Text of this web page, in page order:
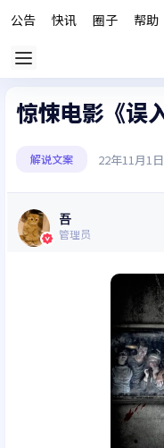
公告 快讯 圈子 帮助
惊悚电影《误
解说文案 22年11月1日
吾
管理员